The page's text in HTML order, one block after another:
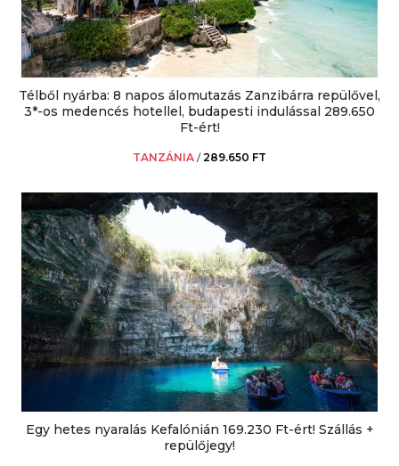
Télből nyárba: 8 napos álomutazás Zanzibárra repülővel,
3*-os medencés hotellel, budapesti indulással 289.650
Ft-ért!
TANZÁNIA /289.650 FT
Egy hetes nyaralás Kefalónián 169.230 Ft-ért! Szállás +
repülőjegy!